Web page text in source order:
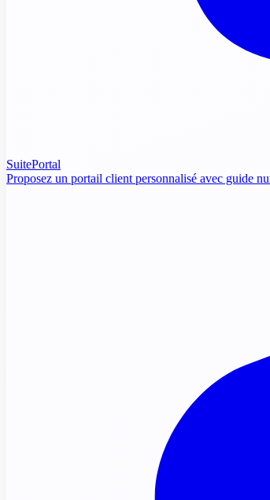
SuitePortal
Proposez un portail client personnalisé avec guide